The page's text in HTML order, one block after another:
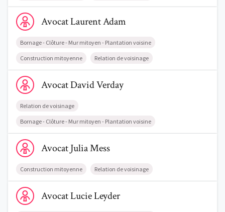
Voir le profil de AvocatLaurent Adam
AvocatLaurentAdam
Bornage - Clôture - Mur mitoyen - Plantation voisine
Construction mitoyenne Relation de voisinage
Voir le profil de AvocatDavid Verday
AvocatDavidVerday
Relation de voisinage
Bornage - Clôture - Mur mitoyen - Plantation voisine
Voir le profil de AvocatJulia Mess
AvocatJuliaMess
Construction mitoyenne Relation de voisinage
Voir le profil de AvocatLucie Leyder
AvocatLucieLeyder